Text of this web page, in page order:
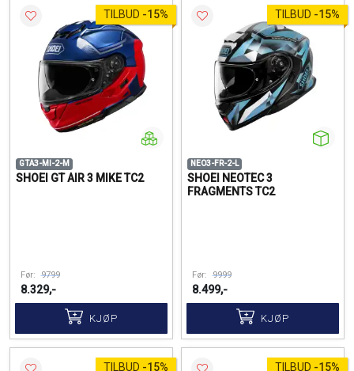
TILBUD -15%
GTA3-MI-2-M
SHOEI GT AIR 3 MIKE TC2
Før: 9799
8.329,-
KJØP
TILBUD -15%
NEO3-FR-2-L
SHOEI NEOTEC 3
FRAGMENTS TC2
Før: 9999
8.499,-
KJØP
TILBUD -15% TILBUD -15%